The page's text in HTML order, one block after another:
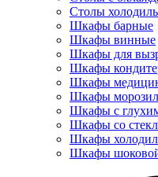
Столы
Шкафы барные
Шкафы винные
Шкафы для
Шкафы
Шкафы
Шкафы
Шкафы с
Шкафы со
Шкафы
Шкафы шоковой